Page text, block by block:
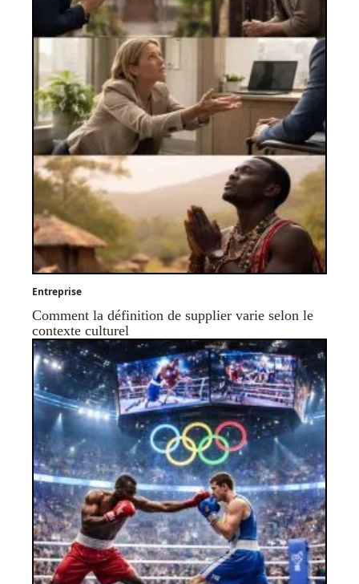
Entreprise
Comment la définition de supplier varie selon le
contexte culturel